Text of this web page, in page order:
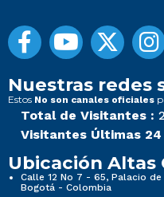
Nuestras redes
Estos No son canales oficiales
Total de Visitantes :
Visitantes Últimas 24
Ubicación Altas
Calle 12 No 7 - 65, Palacio
Bogotá - Colombia